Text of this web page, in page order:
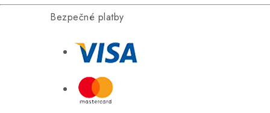
Bezpečné platby